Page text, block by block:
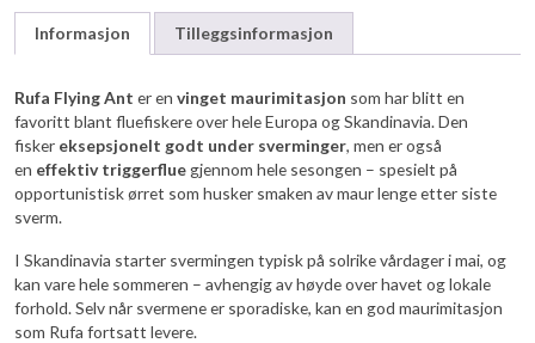
Informasjon Tilleggsinformasjon
Rufa Flying Ant er en vinget maurimitasjon som har blitt en
favoritt blant fluefiskere over hele Europa og Skandinavia. Den
fisker eksepsjonelt godt under sverminger, men er også
en effektiv triggerfluegjennom hele sesongen – spesielt på
opportunistisk ørret som husker smaken av maur lenge etter siste
sverm.
I Skandinavia starter svermingen typisk på solrike vårdager i mai, og
kan vare hele sommeren – avhengig av høyde over havet og lokale
forhold. Selv når svermene er sporadiske, kan en god maurimitasjon
som Rufa fortsatt levere.